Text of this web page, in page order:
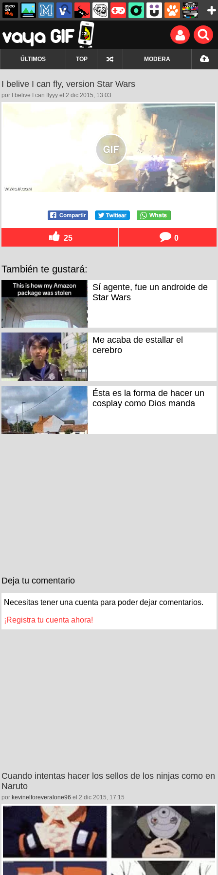
ÚLTIMOS TOP MODERA
I belive I can fly, version Star Wars
por I belive I can flyyy el 2 dic 2015, 13:03
25 0
También te gustará:
Sí agente, fue un androide de
Star Wars
Me acaba de estallar el
cerebro
Ésta es la forma de hacer un
cosplay como Dios manda
Deja tu comentario
Necesitas tener una cuenta para poder dejar comentarios.
¡Registra tu cuenta ahora!
Cuando intentas hacer los sellos de los ninjas como en
Naruto
por kevinelforeveralone96 el 2 dic 2015, 17:15